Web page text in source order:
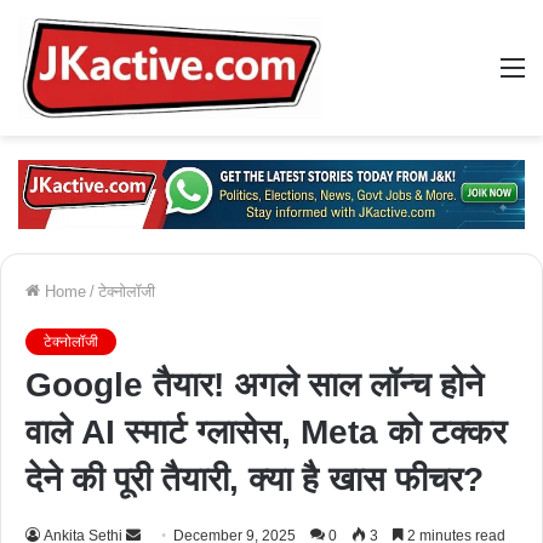
Home / टेक्नोलॉजी
टेक्नोलॉजी
Google तैयार! अगले साल लॉन्च होने
वाले AI स्मार्ट ग्लासेस, Meta को टक्कर
देने की पूरी तैयारी, क्या है खास फीचर?
Ankita Sethi December 9, 2025 0 3 2 minutes read